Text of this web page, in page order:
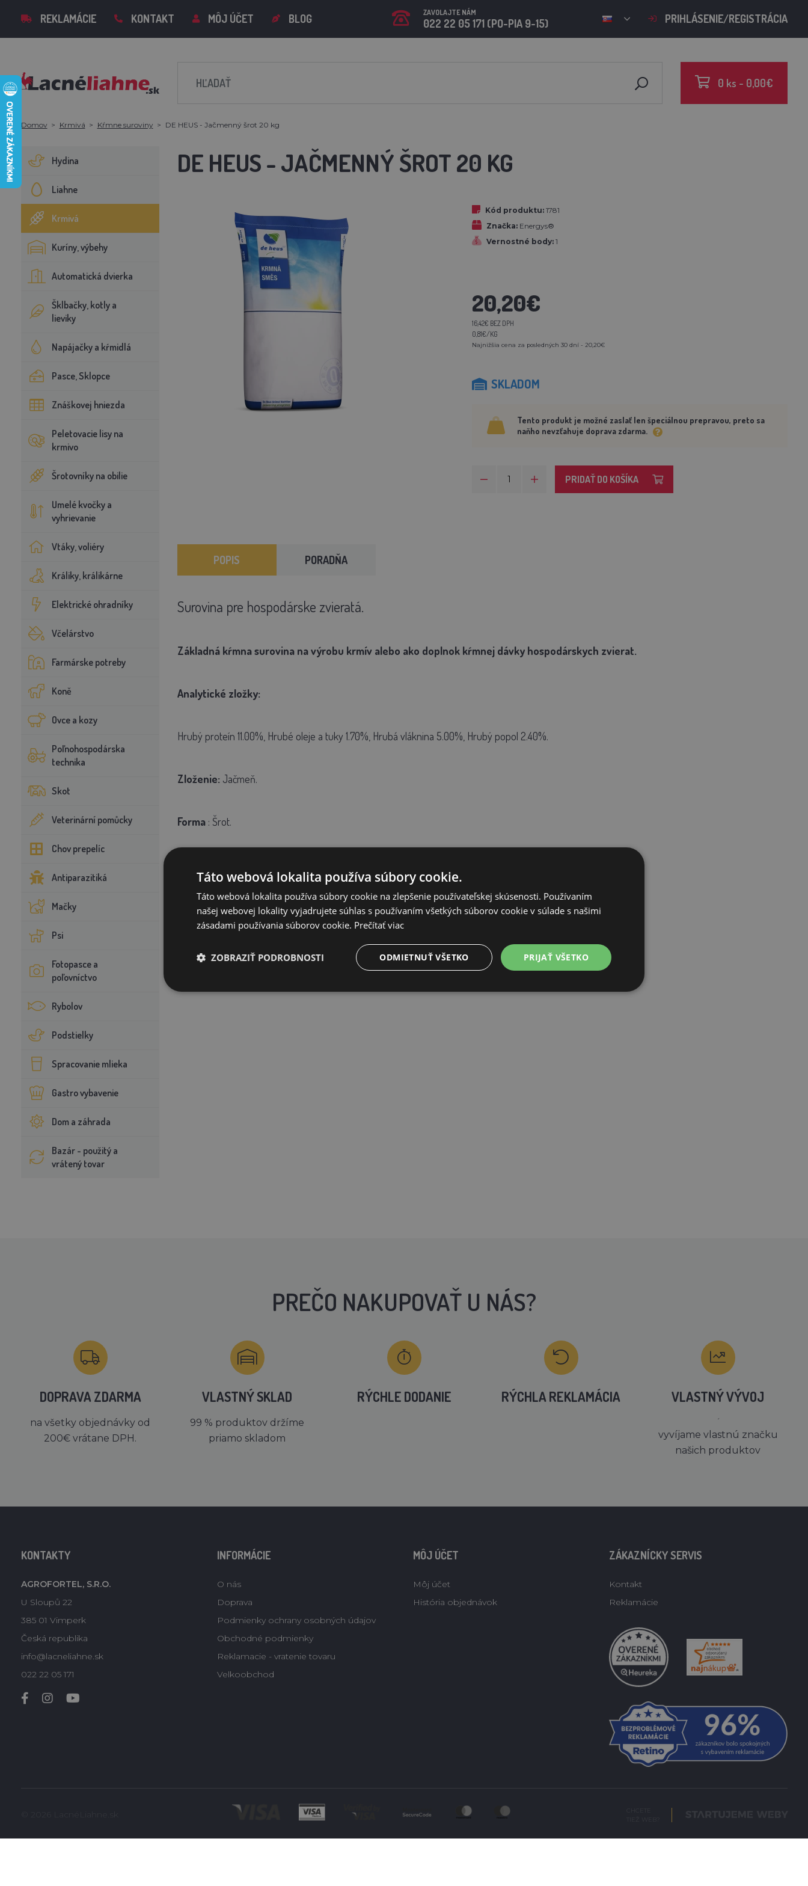
REKLAMÁCIE KONTAKT MÔJ ÚČET BLOG ZAVOLAJTE NÁM
022 22 05 171 (PO-PIA 9-15) PRIHLÁSENIE/REGISTRÁCIA
0 ks - 0,00€
Domov Krmivá Kŕmne suroviny DE HEUS - Jačmenný šrot 20 kg
Hydina
Liahne
Krmivá
Kuríny, výbehy
Automatická dvierka
Šklbačky, kotly a
lieviky
Napájačky a kŕmidlá
Pasce, Sklopce
Znáškovej hniezda
Peletovacie lisy na
krmivo
Šrotovníky na obilie
Umelé kvočky a
vyhrievanie
Vtáky, voliéry
Králiky, králikárne
Elektrické ohradníky
Včelárstvo
Farmárske potreby
Koně
Ovce a kozy
Poľnohospodárska
technika
Skot
Veterinární pomůcky
Chov prepelíc
Antiparazitiká
Mačky
Psi
Fotopasce a
poľovníctvo
Rybolov
Podstielky
Spracovanie mlieka
Gastro vybavenie
Dom a záhrada
Bazár - použitý a
vrátený tovar
DE HEUS - JAČMENNÝ ŠROT 20 KG
Kód produktu: 1781
Značka: Energys®
Vernostné body: 1
20,20€
16,42€ BEZ DPH
0,81€/KG
Najnižšia cena za posledných 30 dní - 20,20€
SKLADOM
Tento produkt je možné zaslať len špeciálnou prepravou, preto sa
naňho nevzťahuje doprava zdarma.
PRIDAŤ DO KOŠÍKA
POPIS PORADŇA
Surovina pre hospodárske zvieratá.
Základná kŕmna surovina na výrobu krmív alebo ako doplnok kŕmnej dávky hospodárskych zvierat.
Analytické zložky:
Hrubý proteín 11.00%, Hrubé oleje a tuky 1.70%, Hrubá vláknina 5.00%, Hrubý popol 2.40%.
Zloženie: Jačmeň.
Forma: Šrot.
PREČO NAKUPOVAŤ U NÁS?
DOPRAVA ZDARMA
na všetky objednávky od
200€ vrátane DPH.
VLASTNÝ SKLAD
99 % produktov držíme
priamo skladom
RÝCHLE DODANIE RÝCHLA REKLAMÁCIA VLASTNÝ VÝVOJ
´
vyvíjame vlastnú značku
našich produktov
KONTAKTY
AGROFORTEL, S.R.O.
U Sloupů 22
385 01 Vimperk
Česká republika
info@lacneliahne.sk
022 22 05 171
INFORMÁCIE
O nás
Doprava
Podmienky ochrany osobných údajov
Obchodné podmienky
Reklamacie - vratenie tovaru
Velkoobchod
MÔJ ÚČET
Môj účet
História objednávok
ZÁKAZNÍCKY SERVIS
Kontakt
Reklamácie
Táto webová lokalita používa súbory cookie.
Táto webová lokalita používa súbory cookie na zlepšenie používateľskej skúsenosti. Používaním
našej webovej lokality vyjadrujete súhlas s používaním všetkých súborov cookie v súlade s našimi
zásadami používania súborov cookie. Prečítať viac
PRIJAŤ VŠETKO
ODMIETNUŤ VŠETKO
ZOBRAZIŤ PODROBNOSTI